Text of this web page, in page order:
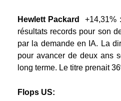
Hewlett Packard +14,31%
résultats records pour son
par la demande en IA. La
pour avancer de deux ans
long terme. Le titre prenait
Flops US: